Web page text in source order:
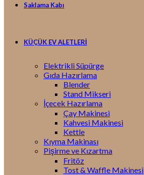
Saklama Kabı
KÜÇÜK EV ALETLERİ
Elektrikli Süpürge
Gıda Hazırlama
Blender
Stand Mikseri
İçecek Hazırlama
Çay Makinesi
Kahvesi Makinesi
Kettle
Kıyma Makinası
Pişirme ve Kızartma
Fritöz
Tost & Waffle Makinesi